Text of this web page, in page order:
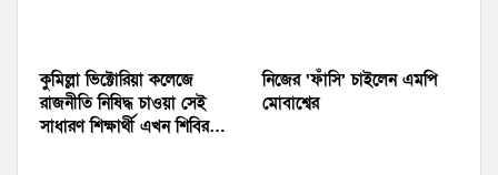
কুমিল্লা ভিক্টোরিয়া কলেজে
রাজনীতি নিষিদ্ধ চাওয়া সেই
সাধারণ শিক্ষার্থী এখন শিবির…
নিজের ‘ফাঁসি’ চাইলেন এমপি
মোবাশ্বের